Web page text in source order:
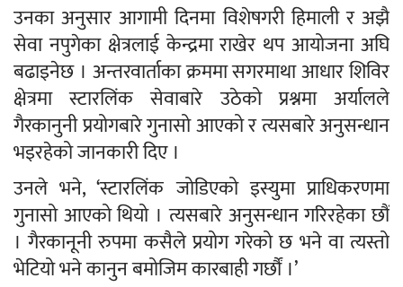
उनका अनुसार आगामी दिनमा विशेषगरी हिमाली र अझै
सेवा नपुगेका क्षेत्रलाई केन्द्रमा राखेर थप आयोजना अघि
बढाइनेछ । अन्तरवार्ताका क्रममा सगरमाथा आधार शिविर
क्षेत्रमा स्टारलिंक सेवाबारे उठेको प्रश्नमा अर्यालले
गैरकानुनी प्रयोगबारे गुनासो आएको र त्यसबारे अनुसन्धान
भइरहेको जानकारी दिए ।
उनले भने, ‘स्टारलिंक जोडिएको इस्युमा प्राधिकरणमा
गुनासो आएको थियो । त्यसबारे अनुसन्धान गरिरहेका छौं
। गैरकानूनी रुपमा कसैले प्रयोग गरेको छ भने वा त्यस्तो
भेटियो भने कानुन बमोजिम कारबाही गर्छौं ।’